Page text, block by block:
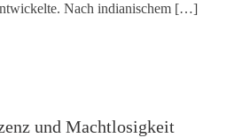
Nach indianischem […]
und Machtlosigkeit